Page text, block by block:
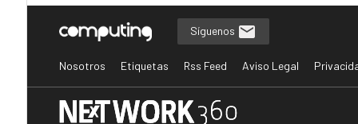
Síguenos
Nosotros Etiquetas Rss Feed Aviso Legal